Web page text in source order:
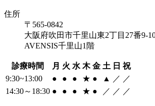
住所
〒565-0842
大阪府吹田市千里山東2丁目27番9-
AVENSIS千里山1階
診療時間 月 火 水 木 金 土 日 祝
9:30~13:00
● ● ● ★ ● ▲ ／ ／
14:30～18:30 ● ● ● ★ ● ／ ／ ／